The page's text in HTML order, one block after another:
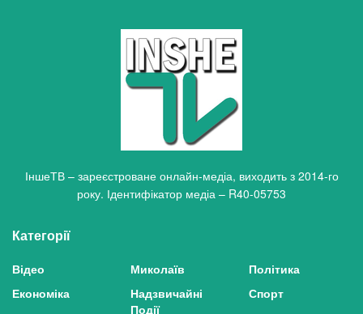
ІншеТВ – зареєстроване онлайн-медіа, виходить з 2014-го
року. Ідентифікатор медіа – R40-05753
Категорії
Відео
Економіка
Миколаїв
Надзвичайні
Події
Політика
Спорт